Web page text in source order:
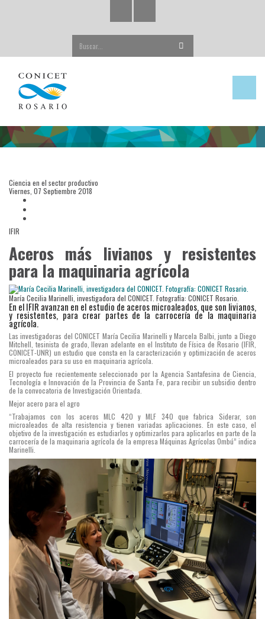
Ciencia en el sector productivo
Viernes, 07 Septiembre 2018
IFIR
Aceros más livianos y resistentes
para la maquinaria agrícola
María Cecilia Marinelli, investigadora del CONICET. Fotografía: CONICET Rosario.
En el IFIR avanzan en el estudio de aceros microaleados, que son livianos,
y resistentes, para crear partes de la carrocería de la maquinaria
agrícola.
Las investigadoras del CONICET María Cecilia Marinelli y Marcela Balbi, junto a Diego
Mitchell, tesinista de grado, llevan adelante en el Instituto de Física de Rosario (IFIR,
CONICET-UNR) un estudio que consta en la caracterización y optimización de aceros
microaleados para su uso en maquinaria agrícola.
El proyecto fue recientemente seleccionado por la Agencia Santafesina de Ciencia,
Tecnología e Innovación de la Provincia de Santa Fe, para recibir un subsidio dentro
de la convocatoria de Investigación Orientada.
Mejor acero para el agro
“Trabajamos con los aceros MLC 420 y MLF 340 que fabrica Siderar, son
microaleados de alta resistencia y tienen variadas aplicaciones. En este caso, el
objetivo de la investigación es estudiarlos y optimizarlos para aplicarlos en parte de la
carrocería de la maquinaria agrícola de la empresa Máquinas Agrícolas Ombú” indica
Marinelli.